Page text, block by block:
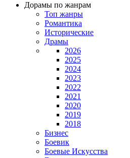
Дорамы по жанрам
Топ жанры
Романтика
Исторические
Драмы
2026
2025
2024
2023
2022
2021
2020
2019
2018
Бизнес
Боевик
Боевые Искусства